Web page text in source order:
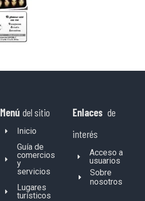
Menú del sitio
Inicio
Guía de
comercios
y
servicios
Lugares
turísticos
Enlaces de
interés
Acceso a
usuarios
Sobre
nosotros